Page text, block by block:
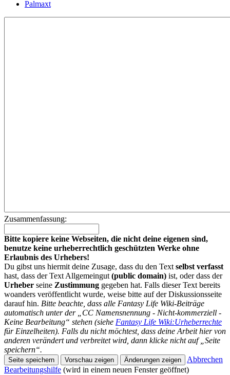
Palmaxt
Zusammenfassung:
Bitte kopiere keine Webseiten, die nicht deine eigenen sind,
benutze keine urheberrechtlich geschützten Werke ohne
Erlaubnis des Urhebers!
Du gibst uns hiermit deine Zusage, dass du den Text selbst verfasst
hast, dass der Text Allgemeingut (public domain) ist, oder dass der
Urheber seine Zustimmung gegeben hat. Falls dieser Text bereits
woanders veröffentlicht wurde, weise bitte auf der Diskussionsseite
darauf hin. Bitte beachte, dass alle Fantasy Life Wiki-Beiträge
automatisch unter der „CC Namensnennung - Nicht-kommerziell -
Keine Bearbeitung“ stehen (siehe Fantasy Life Wiki:Urheberrechte
für Einzelheiten). Falls du nicht möchtest, dass deine Arbeit hier von
anderen verändert und verbreitet wird, dann klicke nicht auf „Seite
speichern“.
Abbrechen
Bearbeitungshilfe (wird in einem neuen Fenster geöffnet)